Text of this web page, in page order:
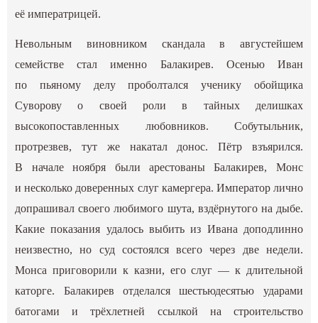
её императрицей.
Невольным виновником скандала в августейшем
семействе стал именно Балакирев. Осенью Иван
по пьяному делу проболтался ученику обойщика
Суворову о своей роли в тайных делишках
высокопоставленных любовников. Собутыльник,
протрезвев, тут же накатал донос. Пётр взъярился.
В начале ноября были арестованы Балакирев, Монс
и несколько доверенных слуг камергера. Император лично
допрашивал своего любимого шута, вздёрнутого на дыбе.
Какие показания удалось выбить из Ивана доподлинно
неизвестно, но суд состоялся всего через две недели.
Монса приговорили к казни, его слуг — к длительной
каторге. Балакирев отделался шестьюдесятью ударами
батогами и трёхлетней ссылкой на строительство